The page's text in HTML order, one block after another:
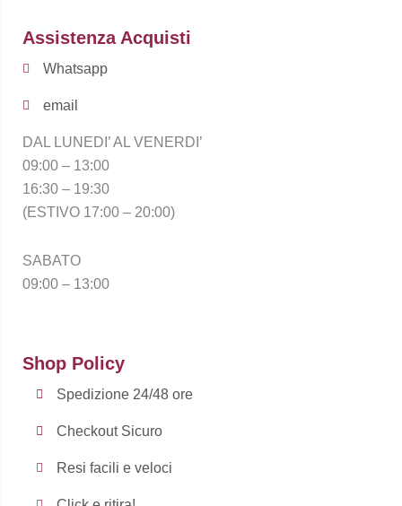
Assistenza Acquisti
Whatsapp
email
DAL LUNEDI’ AL VENERDI’
09:00 – 13:00
16:30 – 19:30
(ESTIVO 17:00 – 20:00)
SABATO
09:00 – 13:00
Shop Policy
Spedizione 24/48 ore
Checkout Sicuro
Resi facili e veloci